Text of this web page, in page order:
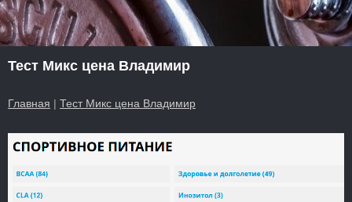
Тест Микс цена Владимир
Главная | Тест Микс цена Владимир